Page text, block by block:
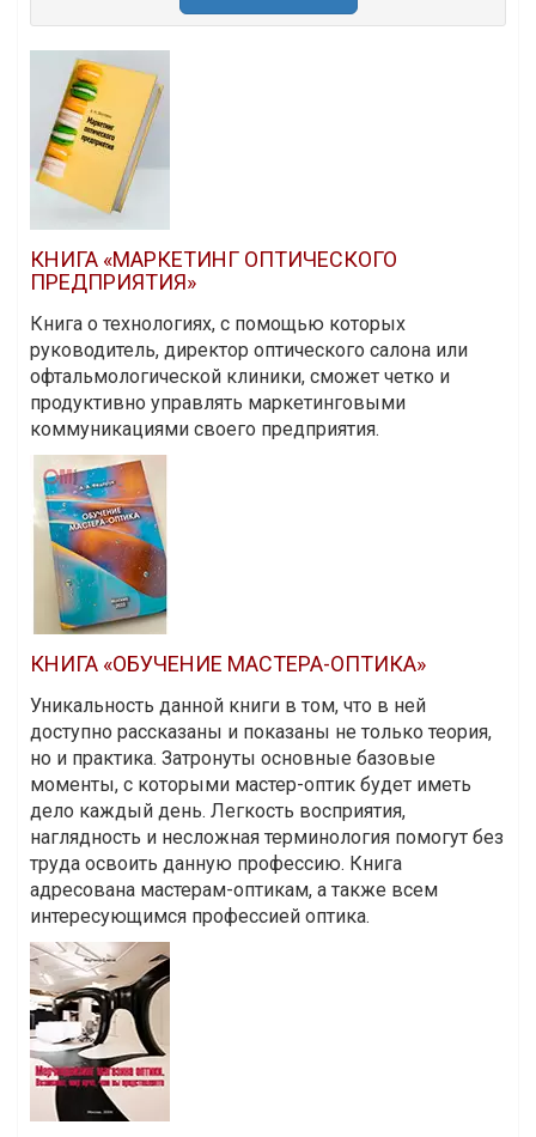
КНИГА «МАРКЕТИНГ ОПТИЧЕСКОГО
ПРЕДПРИЯТИЯ»
Книга о технологиях, с помощью которых
руководитель, директор оптического салона или
офтальмологической клиники, сможет четко и
продуктивно управлять маркетинговыми
коммуникациями своего предприятия.
КНИГА «ОБУЧЕНИЕ МАСТЕРА-ОПТИКА»
Уникальность данной книги в том, что в ней
доступно рассказаны и показаны не только теория,
но и практика. Затронуты основные базовые
моменты, с которыми мастер-оптик будет иметь
дело каждый день. Легкость восприятия,
наглядность и несложная терминология помогут без
труда освоить данную профессию. Книга
адресована мастерам-оптикам, а также всем
интересующимся профессией оптика.